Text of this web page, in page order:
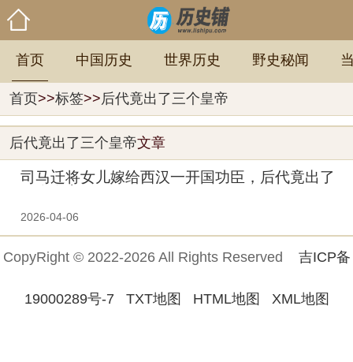
首页 中国历史 世界历史 野史秘闻
首页>>标签>>后代竟出了三个皇帝
后代竟出了三个皇帝文章
司马迁将女儿嫁给西汉一开国功臣，后代竟出了
2026-04-06
CopyRight © 2022-2026 All Rights Reserved 吉ICP备
19000289号-7 TXT地图 HTML地图 XML地图